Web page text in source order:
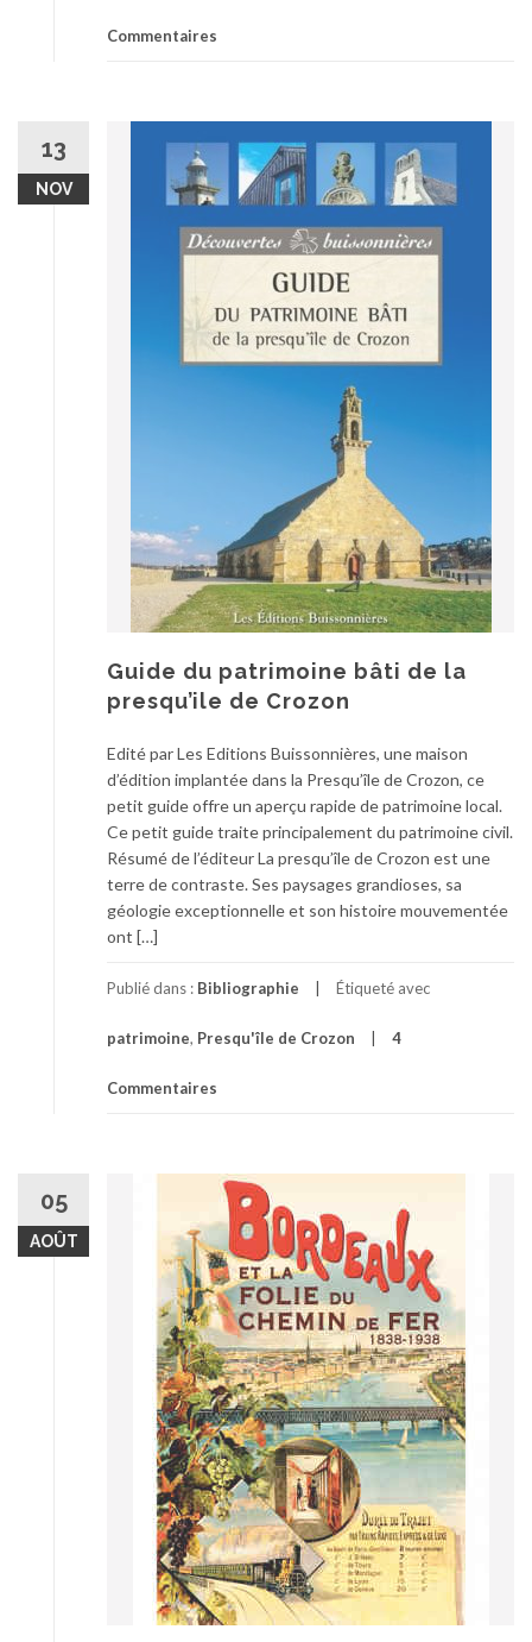
Commentaires
13
NOV
Guide du patrimoine bâti de la
presqu’ile de Crozon
Edité par Les Editions Buissonnières, une maison
d’édition implantée dans la Presqu’île de Crozon, ce
petit guide offre un aperçu rapide de patrimoine local.
Ce petit guide traite principalement du patrimoine civil.
Résumé de l’éditeur La presqu’île de Crozon est une
terre de contraste. Ses paysages grandioses, sa
géologie exceptionnelle et son histoire mouvementée
ont […]
Publié dans : Bibliographie Étiqueté avec
patrimoine, Presqu'île de Crozon 4
Commentaires
05
AOÛT